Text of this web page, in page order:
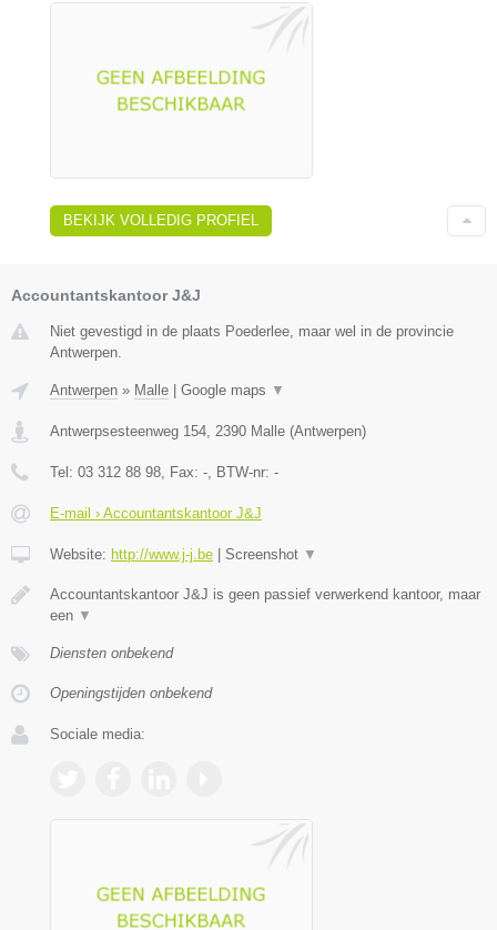
BEKIJK VOLLEDIG PROFIEL
Accountantskantoor J&J
Niet gevestigd in de plaats Poederlee, maar wel in de provincie
Antwerpen.
Antwerpen » Malle Google maps ▼
Antwerpsesteenweg 154 2390 Malle (Antwerpen)
Tel: 03 312 88 98 , Fax: - , BTW-nr: -
E-mail › Accountantskantoor J&J
Website: http://www.j-j.be Screenshot ▼
Accountantskantoor J&J is geen passief verwerkend kantoor, maar
een ▼
Diensten onbekend
Openingstijden onbekend
Sociale media: